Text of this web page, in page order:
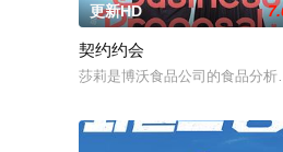
更新HD
契约约会
莎莉是博沃食品公司的食品分